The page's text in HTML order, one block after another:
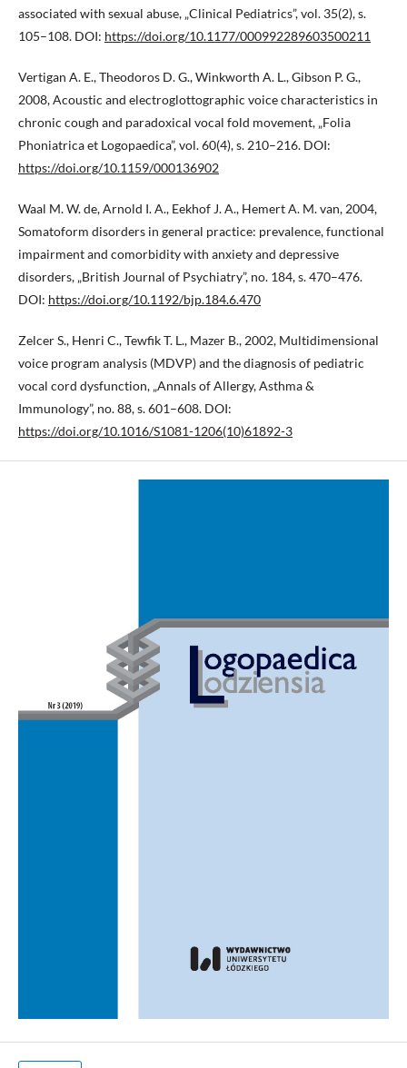
associated with sexual abuse, „Clinical Pediatrics”, vol. 35(2), s.
105–108. DOI: https://doi.org/10.1177/000992289603500211
Vertigan A. E., Theodoros D. G., Winkworth A. L., Gibson P. G.,
2008, Acoustic and electroglottographic voice characteristics in
chronic cough and paradoxical vocal fold movement, „Folia
Phoniatrica et Logopaedica”, vol. 60(4), s. 210–216. DOI:
https://doi.org/10.1159/000136902
Waal M. W. de, Arnold I. A., Eekhof J. A., Hemert A. M. van, 2004,
Somatoform disorders in general practice: prevalence, functional
impairment and comorbidity with anxiety and depressive
disorders, „British Journal of Psychiatry”, no. 184, s. 470–476.
DOI: https://doi.org/10.1192/bjp.184.6.470
Zelcer S., Henri C., Tewfik T. L., Mazer B., 2002, Multidimensional
voice program analysis (MDVP) and the diagnosis of pediatric
vocal cord dysfunction, „Annals of Allergy, Asthma &
Immunology”, no. 88, s. 601–608. DOI:
https://doi.org/10.1016/S1081-1206(10)61892-3